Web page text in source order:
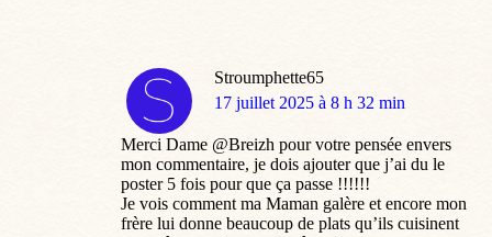
Stroumphette65
dit
17 juillet 2025 à 8 h 32 min
Merci Dame @Breizh pour votre pensée envers
mon commentaire, je dois ajouter que j’ai du le
poster 5 fois pour que ça passe !!!!!!
Je vois comment ma Maman galère et encore mon
frère lui donne beaucoup de plats qu’ils cuisinent